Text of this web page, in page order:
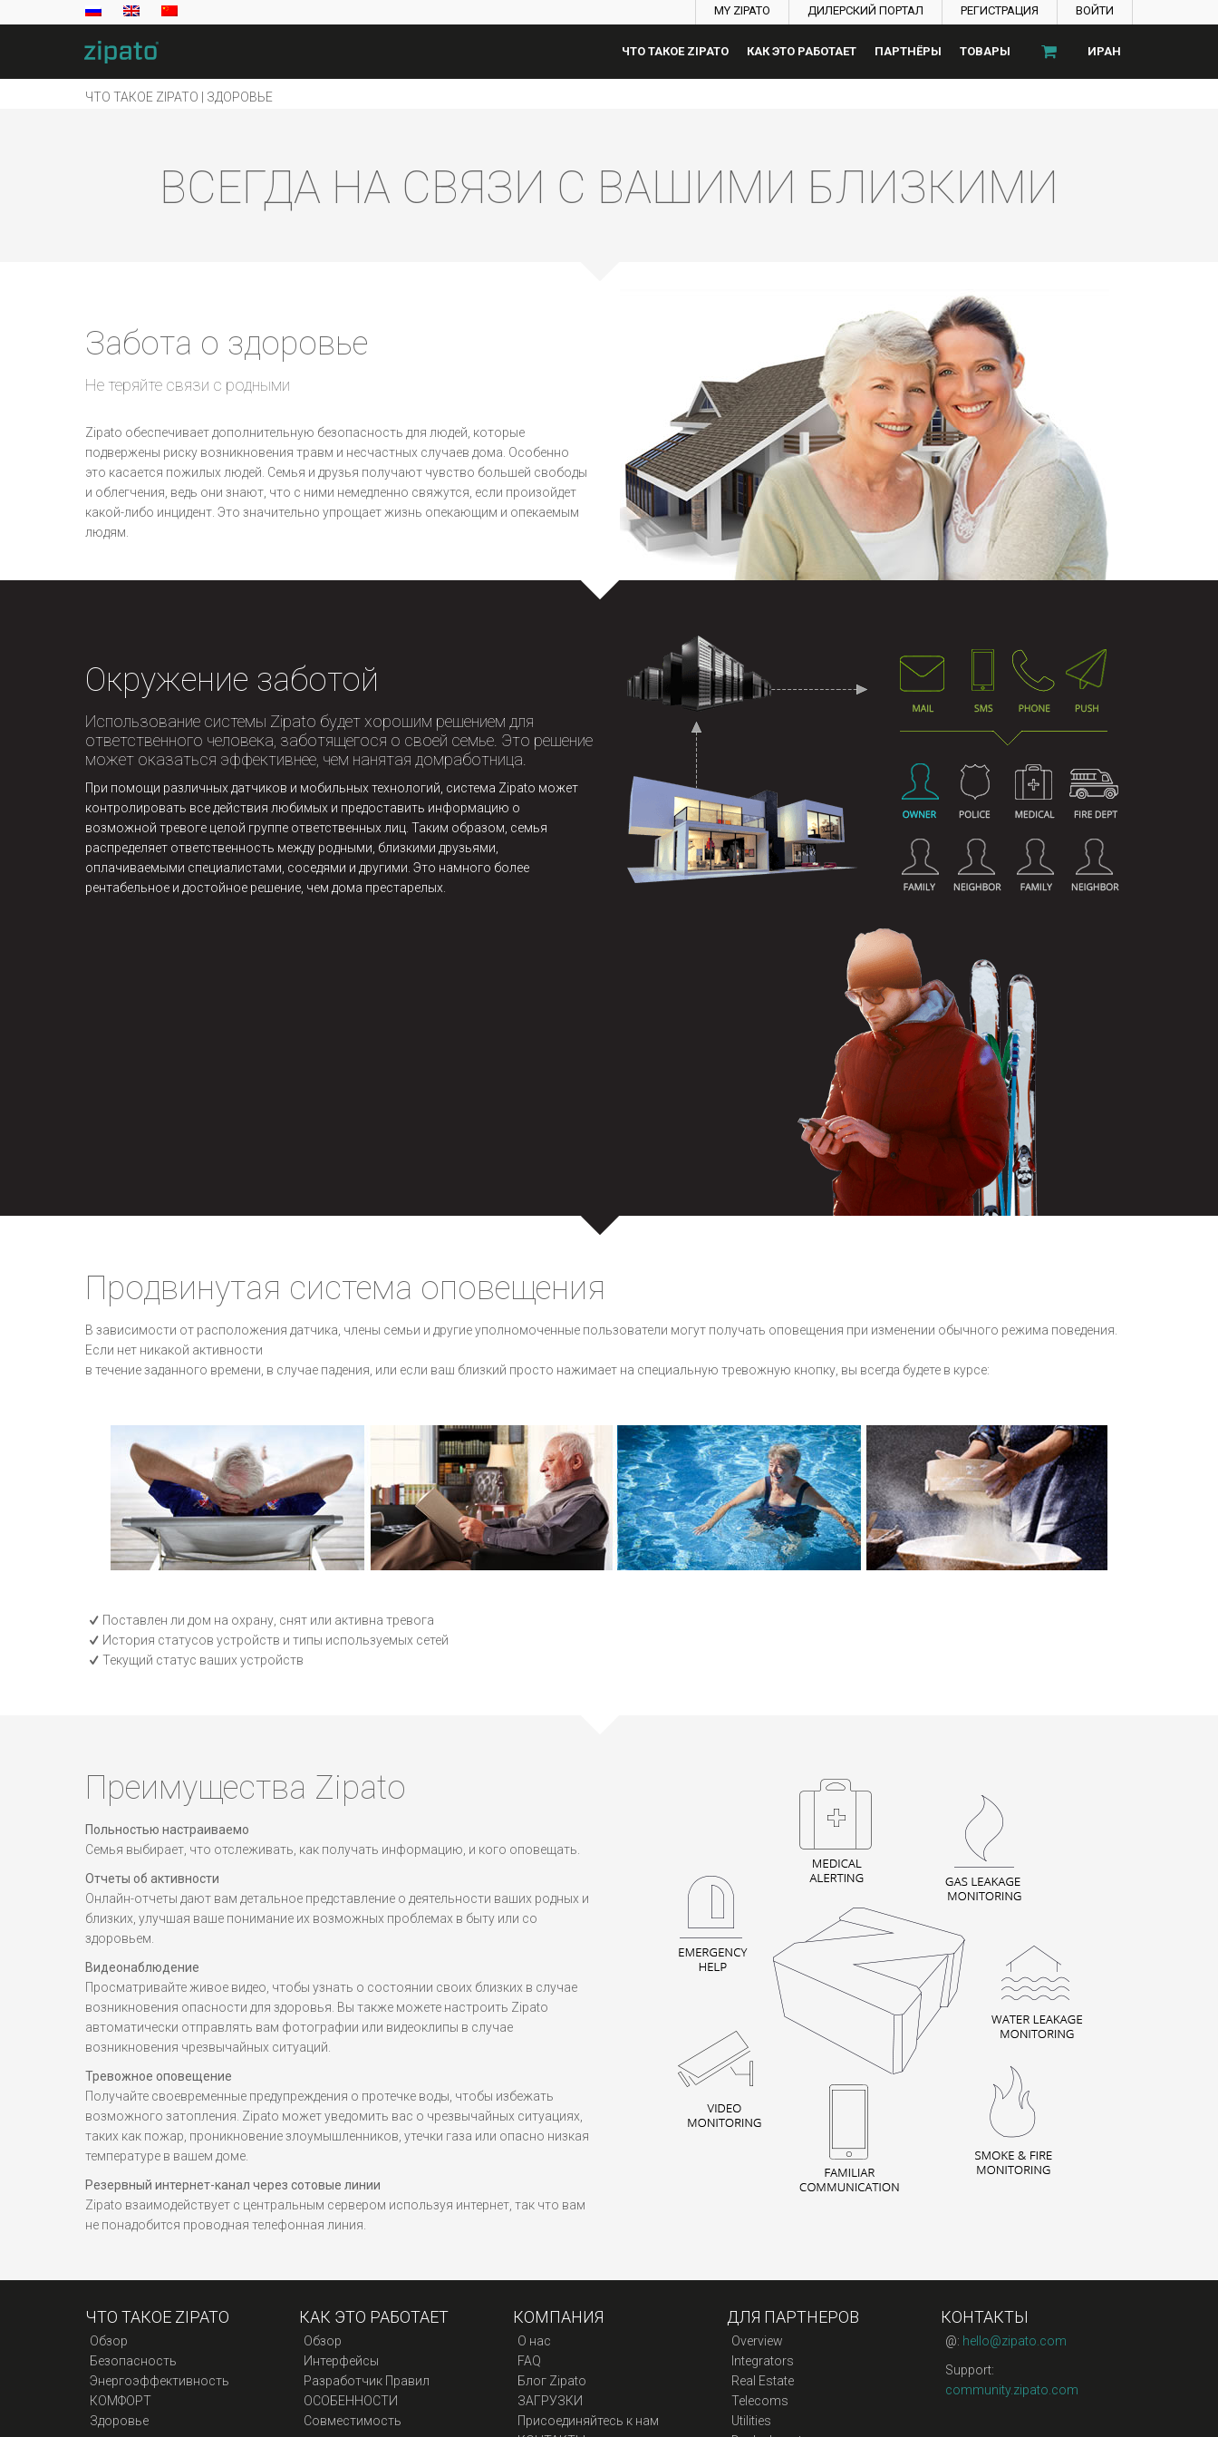
MY ZIPATO ДИЛЕРСКИЙ ПОРТАЛ РЕГИСТРАЦИЯ ВОЙТИ
ЧТО ТАКОЕ ZIPATO КАК ЭТО РАБОТАЕТ ПАРТНЁРЫ ТОВАРЫ ИРАН
ЧТО ТАКОЕ ZIPATO | ЗДОРОВЬЕ
ВСЕГДА НА СВЯЗИ С ВАШИМИ БЛИЗКИМИ
Забота о здоровье
Не теряйте связи с родными
Zipato обеспечивает дополнительную безопасность для людей, которые
подвержены риску возникновения травм и несчастных случаев дома. Особенно
это касается пожилых людей. Семья и друзья получают чувство большей свободы
и облегчения, ведь они знают, что с ними немедленно свяжутся, если произойдет
какой-либо инцидент. Это значительно упрощает жизнь опекающим и опекаемым
людям.
Окружение заботой
Использование системы Zipato будет хорошим решением для
ответственного человека, заботящегося о своей семье. Это решение
может оказаться эффективнее, чем нанятая домработница.
При помощи различных датчиков и мобильных технологий, система Zipato может
контролировать все действия любимых и предоставить информацию о
возможной тревоге целой группе ответственных лиц. Таким образом, семья
распределяет ответственность между родными, близкими друзьями,
оплачиваемыми специалистами, соседями и другими. Это намного более
рентабельное и достойное решение, чем дома престарелых.
Продвинутая система оповещения
В зависимости от расположения датчика, члены семьи и другие уполномоченные пользователи могут получать оповещения при изменении обычного режима поведения.
Если нет никакой активности
в течение заданного времени, в случае падения, или если ваш близкий просто нажимает на специальную тревожную кнопку, вы всегда будете в курсе:
Поставлен ли дом на охрану, снят или активна тревога
История статусов устройств и типы используемых сетей
Текущий статус ваших устройств
Преимущества Zipato
Польностью настраиваемо
Семья выбирает, что отслеживать, как получать информацию, и кого оповещать.
Отчеты об активности
Онлайн-отчеты дают вам детальное представление о деятельности ваших родных и
близких, улучшая ваше понимание их возможных проблемах в быту или со
здоровьем.
Видеонаблюдение
Просматривайте живое видео, чтобы узнать о состоянии своих близких в случае
возникновения опасности для здоровья. Вы также можете настроить Zipato
автоматически отправлять вам фотографии или видеоклипы в случае
возникновения чрезвычайных ситуаций.
Тревожное оповещение
Получайте своевременные предупреждения о протечке воды, чтобы избежать
возможного затопления. Zipato может уведомить вас о чрезвычайных ситуациях,
таких как пожар, проникновение злоумышленников, утечки газа или опасно низкая
температуре в вашем доме.
Резервный интернет-канал через сотовые линии
Zipato взаимодействует с центральным сервером используя интернет, так что вам
не понадобится проводная телефонная линия.
ЧТО ТАКОЕ ZIPATO
Обзор
Безопасность
Энергоэффективность
КОМФОРТ
Здоровье
КАК ЭТО РАБОТАЕТ
Обзор
Интерфейсы
Разработчик Правил
ОСОБЕННОСТИ
Совместимость
КОМПАНИЯ
О нас
FAQ
Блог Zipato
ЗАГРУЗКИ
Присоединяйтесь к нам
ДЛЯ ПАРТНЕРОВ
Overview
Integrators
Real Estate
Telecoms
Utilities
КОНТАКТЫ
@: hello@zipato.com
Support:
community.zipato.com